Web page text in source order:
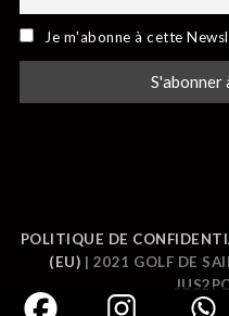
Je m'abonne à cette
POLITIQUE DE
(EU) | 2021 GOLF DE